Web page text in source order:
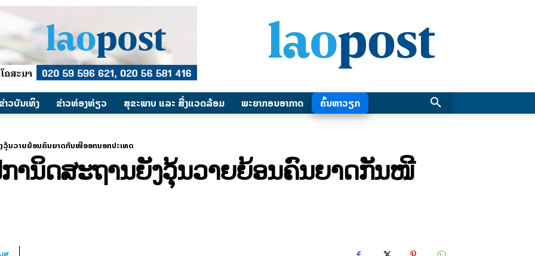
າວບັນເທິງ ​ຂ່າວທ່ອງທ່ຽວ ສຸຂະພາບ ແລະ ສີ່ງແວດລ້ອມ ພະຍາກອນອາກາດ ຄົ້ນຫາວຽກ
ວຸ້ນວາຍຍ້ອນຄົນຍາດກັນໜີອອກນອກປະເທດ
ານິດສະຖານຍັງວຸ້ນວາຍຍ້ອນຄົນຍາດກັນໜີ